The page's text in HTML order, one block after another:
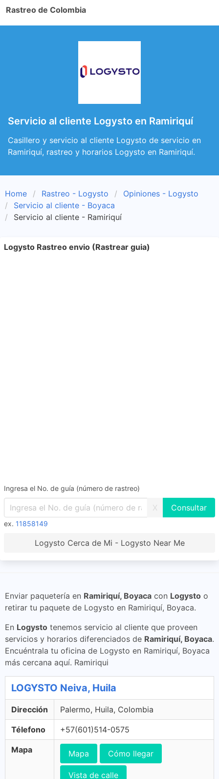
Rastreo de Colombia
Servicio al cliente Logysto en Ramiriquí
Casillero y servicio al cliente Logysto de servicio en
Ramiriquí, rastreo y horarios Logysto en Ramiriquí.
Home Rastreo - Logysto
Opiniones - Logysto
Servicio al cliente - Boyaca
Servicio al cliente - Ramiriquí
Logysto Rastreo envio (Rastrear guia)
Ingresa el No. de guía (número de rastreo)
X
ex. 11858149
Logysto Cerca de Mi - Logysto Near Me
Enviar paquetería en Ramiriquí, Boyaca con Logysto o
retirar tu paquete de Logysto en Ramiriquí, Boyaca.
En Logysto tenemos servicio al cliente que proveen
servicios y horarios diferenciados de Ramiriquí, Boyaca.
Encuéntrala tu oficina de Logysto en Ramiriquí, Boyaca
más cercana aquí. Ramiriqui
LOGYSTO Neiva, Huila
Dirección Palermo, Huila, Colombia
Télefono +57(601)514-0575
Mapa Mapa Cómo llegar
Vista de calle